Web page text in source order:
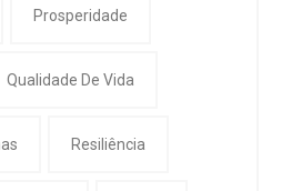
Prosperidade
Qualidade De Vida
Resiliência